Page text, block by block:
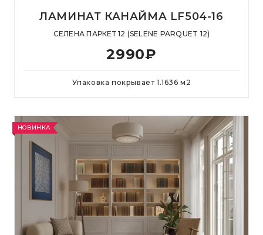
ЛАМИНАТ КАНАЙМА LF504-16
СЕЛЕНА ПАРКЕТ 12 (SELENE PARQUET 12)
2990₽
Упаковка покрывает 1.1636 м 2
НОВИНКА